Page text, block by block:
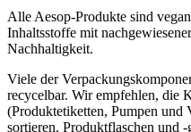
Alle Aesop-Produkte sind
Inhaltsstoffe mit
Nachhaltigkeit.
Viele der
recycelbar. Wir empfehlen, die
(Produktetiketten, Pumpen und
sortieren. Produktflaschen und